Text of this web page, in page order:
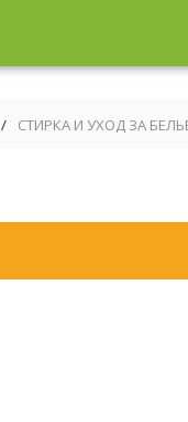
/ СТИРКА И УХОД ЗА